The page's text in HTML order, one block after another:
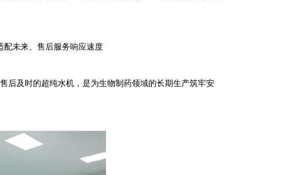
配未来、售后服务响应速度
后及时的超纯水机，是为生物制药领域的长期生产筑牢安